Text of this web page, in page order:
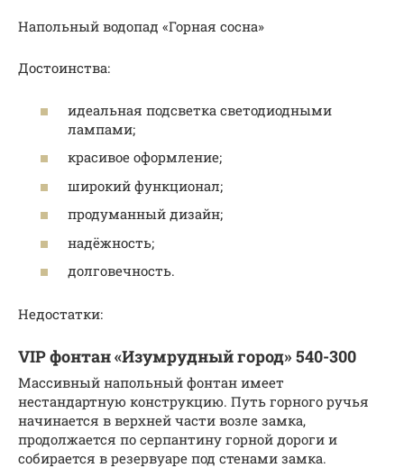
Напольный водопад «Горная сосна»
Достоинства:
идеальная подсветка светодиодными
лампами;
красивое оформление;
широкий функционал;
продуманный дизайн;
надёжность;
долговечность.
Недостатки:
VIP фонтан «Изумрудный город» 540-300
Массивный напольный фонтан имеет
нестандартную конструкцию. Путь горного ручья
начинается в верхней части возле замка,
продолжается по серпантину горной дороги и
собирается в резервуаре под стенами замка.